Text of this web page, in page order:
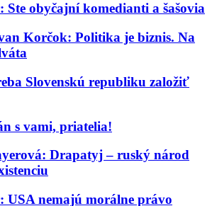
obyčajní komedianti a šašovia
Korčok: Politika je biznis. Na
Slovenskú republiku založiť
s vami, priatelia!
Drapatyj – ruský národ
USA nemajú morálne právo